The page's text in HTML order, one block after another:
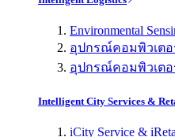
Environmental
อุปกรณ์คอมพิวเตอ
อุปกรณ์คอมพิวเตอ
Intelligent City Services &
iCity Service &